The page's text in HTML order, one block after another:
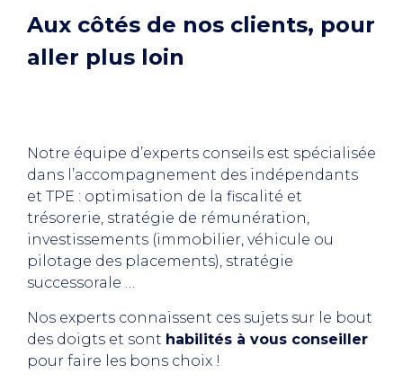
Aux côtés de nos clients, pour
aller plus loin
Notre équipe d’experts conseils est spécialisée
dans l’accompagnement des indépendants
et TPE : optimisation de la fiscalité et
trésorerie, stratégie de rémunération,
investissements (immobilier, véhicule ou
pilotage des placements), stratégie
successorale …
Nos experts connaissent ces sujets sur le bout
des doigts et sont habilités à vous conseiller
pour faire les bons choix !